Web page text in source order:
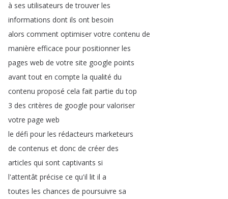
à ses utilisateurs de trouver les
informations dont ils ont besoin
alors comment optimiser votre contenu de
manière efficace pour positionner les
pages web de votre site google points
avant tout en compte la qualité du
contenu proposé cela fait partie du top
3 des critères de google pour valoriser
votre page web
le défi pour les rédacteurs marketeurs
de contenus et donc de créer des
articles qui sont captivants si
l'attentât précise ce qu'il lit il a
toutes les chances de poursuivre sa